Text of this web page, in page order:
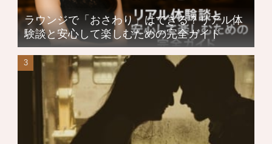
ラウンジで「おさわり」はできる？リアル体
験談と安心して楽しむための完全ガイド